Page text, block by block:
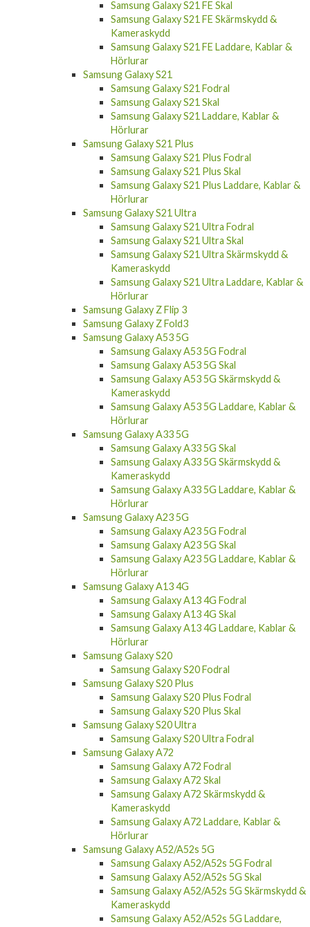
Samsung Galaxy S21 FE Skal
Samsung Galaxy S21 FE Skärmskydd &
Kameraskydd
Samsung Galaxy S21 FE Laddare, Kablar &
Hörlurar
Samsung Galaxy S21
Samsung Galaxy S21 Fodral
Samsung Galaxy S21 Skal
Samsung Galaxy S21 Laddare, Kablar &
Hörlurar
Samsung Galaxy S21 Plus
Samsung Galaxy S21 Plus Fodral
Samsung Galaxy S21 Plus Skal
Samsung Galaxy S21 Plus Laddare, Kablar &
Hörlurar
Samsung Galaxy S21 Ultra
Samsung Galaxy S21 Ultra Fodral
Samsung Galaxy S21 Ultra Skal
Samsung Galaxy S21 Ultra Skärmskydd &
Kameraskydd
Samsung Galaxy S21 Ultra Laddare, Kablar &
Hörlurar
Samsung Galaxy Z Flip 3
Samsung Galaxy Z Fold3
Samsung Galaxy A53 5G
Samsung Galaxy A53 5G Fodral
Samsung Galaxy A53 5G Skal
Samsung Galaxy A53 5G Skärmskydd &
Kameraskydd
Samsung Galaxy A53 5G Laddare, Kablar &
Hörlurar
Samsung Galaxy A33 5G
Samsung Galaxy A33 5G Skal
Samsung Galaxy A33 5G Skärmskydd &
Kameraskydd
Samsung Galaxy A33 5G Laddare, Kablar &
Hörlurar
Samsung Galaxy A23 5G
Samsung Galaxy A23 5G Fodral
Samsung Galaxy A23 5G Skal
Samsung Galaxy A23 5G Laddare, Kablar &
Hörlurar
Samsung Galaxy A13 4G
Samsung Galaxy A13 4G Fodral
Samsung Galaxy A13 4G Skal
Samsung Galaxy A13 4G Laddare, Kablar &
Hörlurar
Samsung Galaxy S20
Samsung Galaxy S20 Fodral
Samsung Galaxy S20 Plus
Samsung Galaxy S20 Plus Fodral
Samsung Galaxy S20 Plus Skal
Samsung Galaxy S20 Ultra
Samsung Galaxy S20 Ultra Fodral
Samsung Galaxy A72
Samsung Galaxy A72 Fodral
Samsung Galaxy A72 Skal
Samsung Galaxy A72 Skärmskydd &
Kameraskydd
Samsung Galaxy A72 Laddare, Kablar &
Hörlurar
Samsung Galaxy A52/A52s 5G
Samsung Galaxy A52/A52s 5G Fodral
Samsung Galaxy A52/A52s 5G Skal
Samsung Galaxy A52/A52s 5G Skärmskydd &
Kameraskydd
Samsung Galaxy A52/A52s 5G Laddare,